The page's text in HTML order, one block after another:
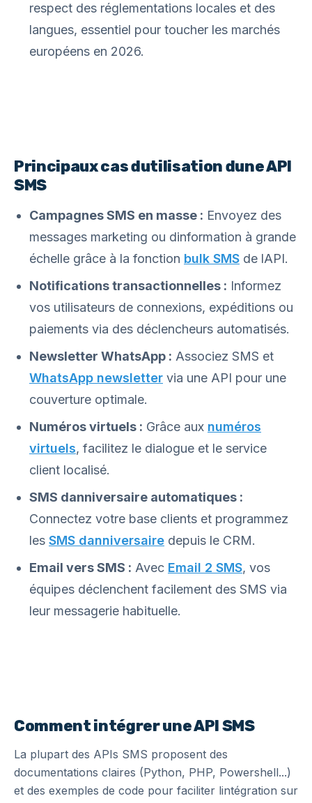
respect des réglementations locales et des
langues, essentiel pour toucher les marchés
européens en 2026.
Principaux cas dutilisation dune API
SMS
Campagnes SMS en masse : Envoyez des
messages marketing ou dinformation à grande
échelle grâce à la fonction bulk SMS de lAPI.
Notifications transactionnelles : Informez
vos utilisateurs de connexions, expéditions ou
paiements via des déclencheurs automatisés.
Newsletter WhatsApp : Associez SMS et
WhatsApp newsletter via une API pour une
couverture optimale.
Numéros virtuels : Grâce aux numéros
virtuels, facilitez le dialogue et le service
client localisé.
SMS danniversaire automatiques :
Connectez votre base clients et programmez
les SMS danniversaire depuis le CRM.
Email vers SMS : Avec Email 2 SMS, vos
équipes déclenchent facilement des SMS via
leur messagerie habituelle.
Comment intégrer une API SMS
La plupart des APIs SMS proposent des
documentations claires (Python, PHP, Powershell...)
et des exemples de code pour faciliter lintégration sur